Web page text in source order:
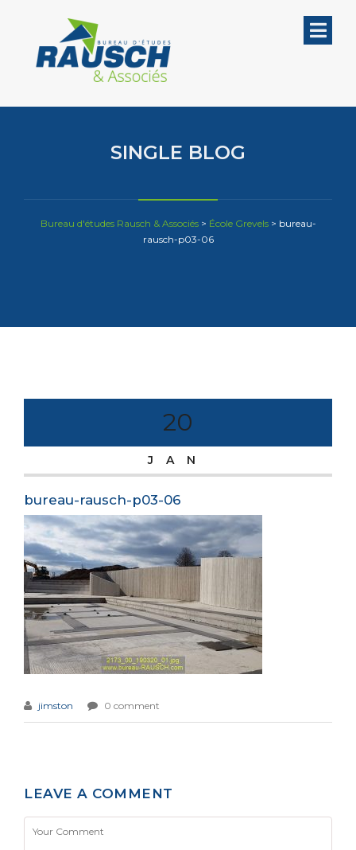
SINGLE BLOG
Bureau d'études Rausch & Associés> École Grevels> bureau-
rausch-p03-06
20
JAN
bureau-rausch-p03-06
jimston 0 comment
LEAVE A COMMENT